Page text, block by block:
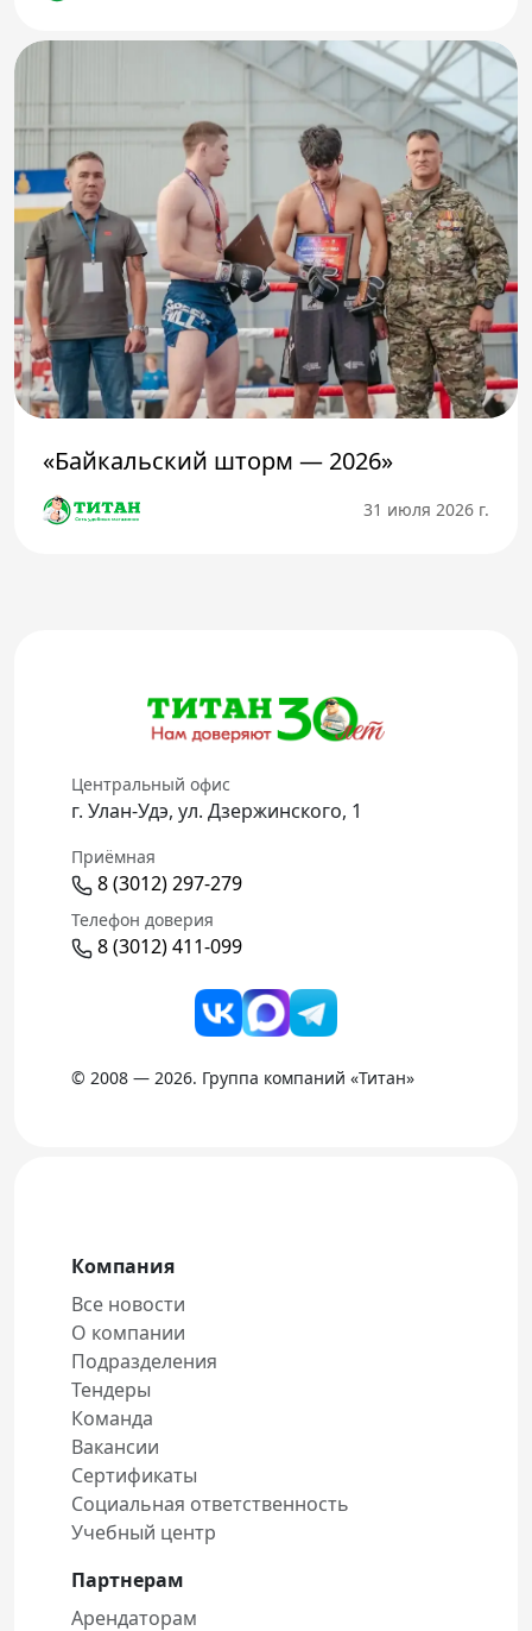
«Байкальский шторм — 2026»
31 июля 2026 г.
Центральный офис
г. Улан-Удэ, ул. Дзержинского, 1
Приёмная
8 (3012) 297-279
Телефон доверия
8 (3012) 411-099
© 2008 — 2026. Группа компаний «Титан»
Компания
Все новости
О компании
Подразделения
Тендеры
Команда
Вакансии
Сертификаты
Социальная ответственность
Учебный центр
Партнерам
Арендаторам